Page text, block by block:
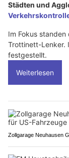
Städten und
Im Fokus
Trottinett-Lenker.
festgestellt.
Weiterlesen
Zollgarage Neuhausen